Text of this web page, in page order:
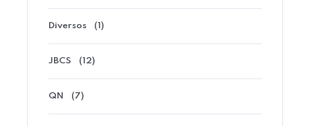
Diversos (1)
JBCS (12)
QN (7)